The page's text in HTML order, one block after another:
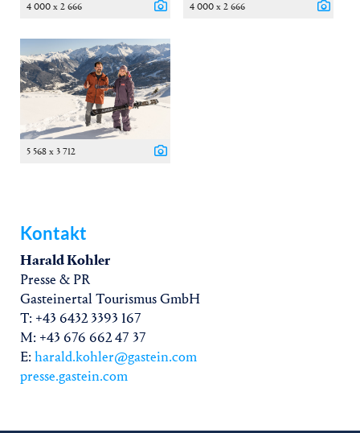
4 000 x 2 666 4 000 x 2 666
5 568 x 3 712
Kontakt
Harald Kohler
Presse & PR
Gasteinertal Tourismus GmbH
T: +43 6432 3393 167
M: +43 676 662 47 37
E: harald.kohler@gastein.com
presse.gastein.com